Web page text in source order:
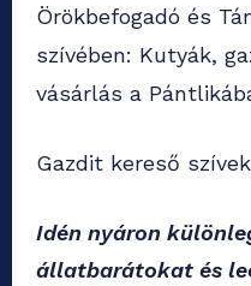
Örökbefogadó és
szívében: Kutyák,
vásárlás a
Gazdit kereső
Idén nyáron
állatbarátokat és